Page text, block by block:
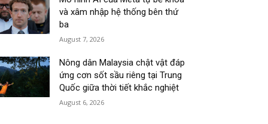
và xâm nhập hệ thống bên thứ
ba
August 7, 2026
Nông dân Malaysia chật vật đáp
ứng cơn sốt sầu riêng tại Trung
Quốc giữa thời tiết khắc nghiệt
August 6, 2026